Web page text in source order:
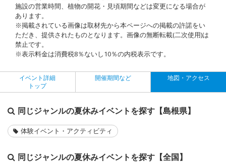
施設の営業時間、植物の開花・見頃期間などは変更になる場合が
あります。
※掲載されている画像は取材先から本ページへの掲載の許諾をい
ただき、提供されたものとなります。画像の無断転載(二次使用)は
禁止です。
※表示料金は消費税8％ないし10％の内税表示です。
イベント詳細
トップ
開催期間など 地図・アクセス
同じジャンルの夏休みイベントを探す【島根県】
体験イベント・アクティビティ
同じジャンルの夏休みイベントを探す【全国】